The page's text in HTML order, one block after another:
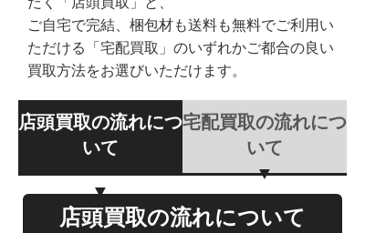
ご自宅で完結、梱包材も送料も無料でご利用い
ただける「宅配買取」のいずれかご都合の良い
買取方法をお選びいただけます。
店頭買取の流れにつ
いて
宅配買取の流れにつ
いて
店頭買取の流れについて